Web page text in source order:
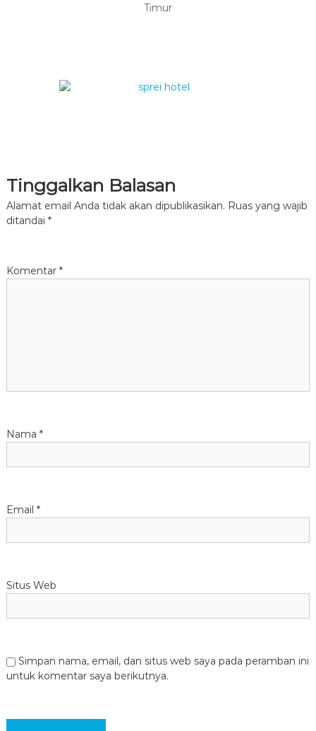
Timur
Tinggalkan Balasan
Alamat email Anda tidak akan dipublikasikan. Ruas yang wajib
ditandai *
Komentar *
Nama *
Email *
Situs Web
Simpan nama, email, dan situs web saya pada peramban ini
untuk komentar saya berikutnya.